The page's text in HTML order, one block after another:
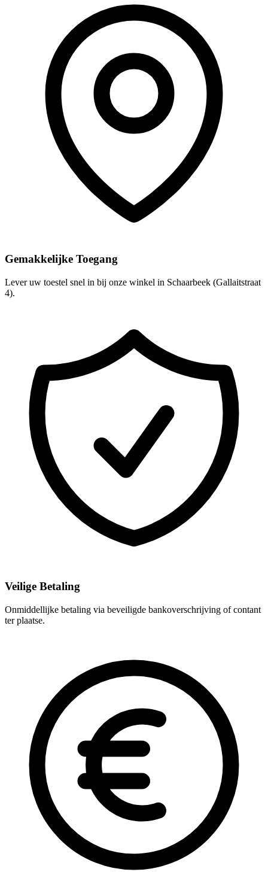
Gemakkelijke Toegang
Lever uw toestel snel in bij onze winkel in Schaarbeek (Gallaitstraat
4).
Veilige Betaling
Onmiddellijke betaling via beveiligde bankoverschrijving of contant
ter plaatse.